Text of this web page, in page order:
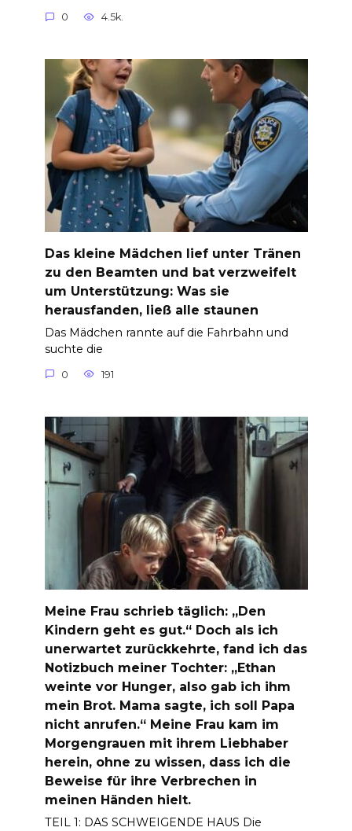
0 4.5k.
Das kleine Mädchen lief unter Tränen
zu den Beamten und bat verzweifelt
um Unterstützung: Was sie
herausfanden, ließ alle staunen
Das Mädchen rannte auf die Fahrbahn und
suchte die
0 191
Meine Frau schrieb täglich: „Den
Kindern geht es gut.“ Doch als ich
unerwartet zurückkehrte, fand ich das
Notizbuch meiner Tochter: „Ethan
weinte vor Hunger, also gab ich ihm
mein Brot. Mama sagte, ich soll Papa
nicht anrufen.“ Meine Frau kam im
Morgengrauen mit ihrem Liebhaber
herein, ohne zu wissen, dass ich die
Beweise für ihre Verbrechen in
meinen Händen hielt.
TEIL 1: DAS SCHWEIGENDE HAUS Die